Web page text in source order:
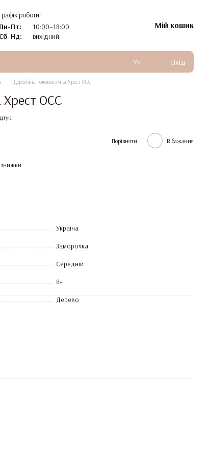
роботи:
Пн-Пт:
10:00–18:00
Сб-Нд:
вихідний
Мій кошик
УК Вхід
Дерев'яна головоломка Хрест ОСС
Хрест ОСС
Порівняти В бажання
знижки
Україна
Заморочка
Середній
8+
Дерево